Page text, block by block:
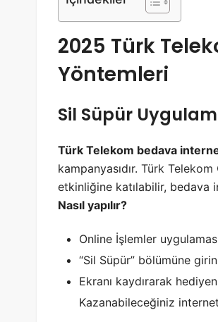
2025 Türk
Yöntemleri
Sil Süpür
Türk Telekom bedava
kampanyasıdır. Türk Telekom
etkinliğine katılabilir, bedava
Nasıl yapılır?
Online İşlemler
“Sil Süpür” bölümüne girin
Ekranı kaydırarak
Kazanabileceğiniz